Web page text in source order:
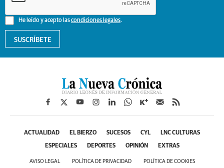
He leído y acepto lascondiciones legales.
SUSCRÍBETE
ACTUALIDAD EL BIERZO SUCESOS CYL LNC CULTURAS
ESPECIALES DEPORTES OPINIÓN EXTRAS
AVISO LEGAL POLÍTICA DE PRIVACIDAD POLÍTICA DE COOKIES